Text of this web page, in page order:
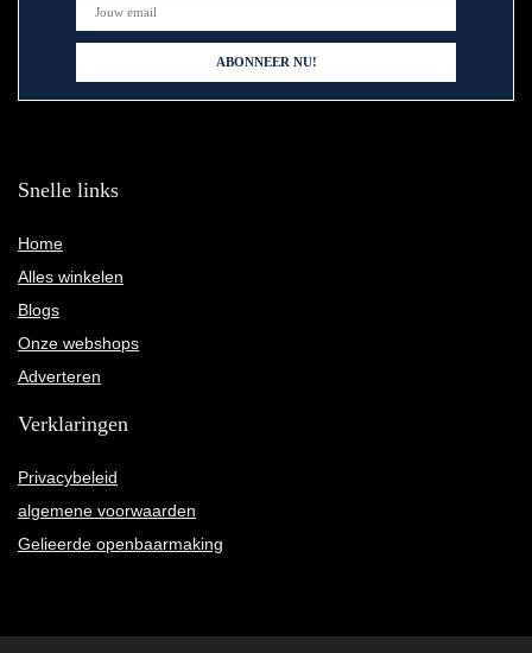
Snelle links
Home
Alles winkelen
Blogs
Onze webshops
Adverteren
Verklaringen
Privacybeleid
algemene voorwaarden
Gelieerde openbaarmaking